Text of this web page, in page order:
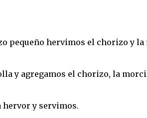
pequeño hervimos el chorizo y
y agregamos el chorizo, la
hervor y servimos.